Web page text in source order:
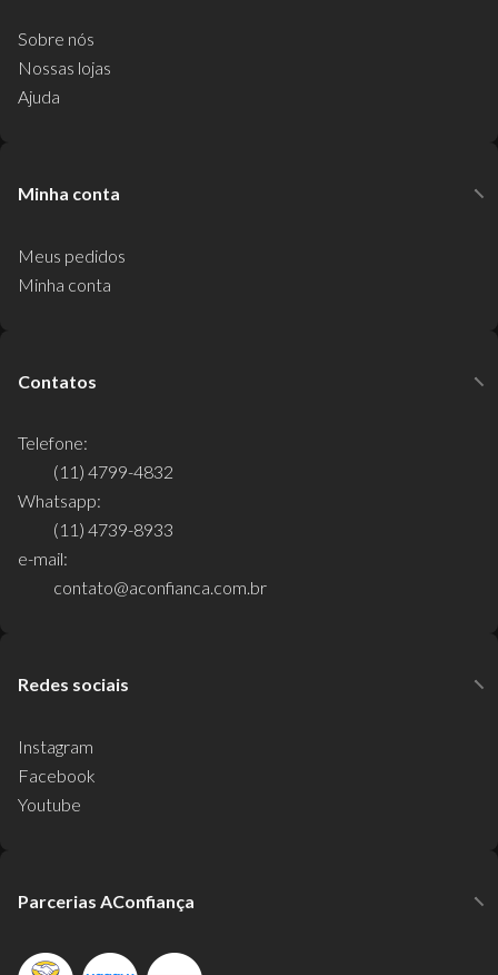
Sobre nós
Nossas lojas
Ajuda
Minha conta
Meus pedidos
Minha conta
Contatos
Telefone:
(11) 4799-4832
Whatsapp:
(11) 4739-8933
e-mail:
contato@aconfianca.com.br
Redes sociais
Instagram
Facebook
Youtube
Parcerias AConfiança